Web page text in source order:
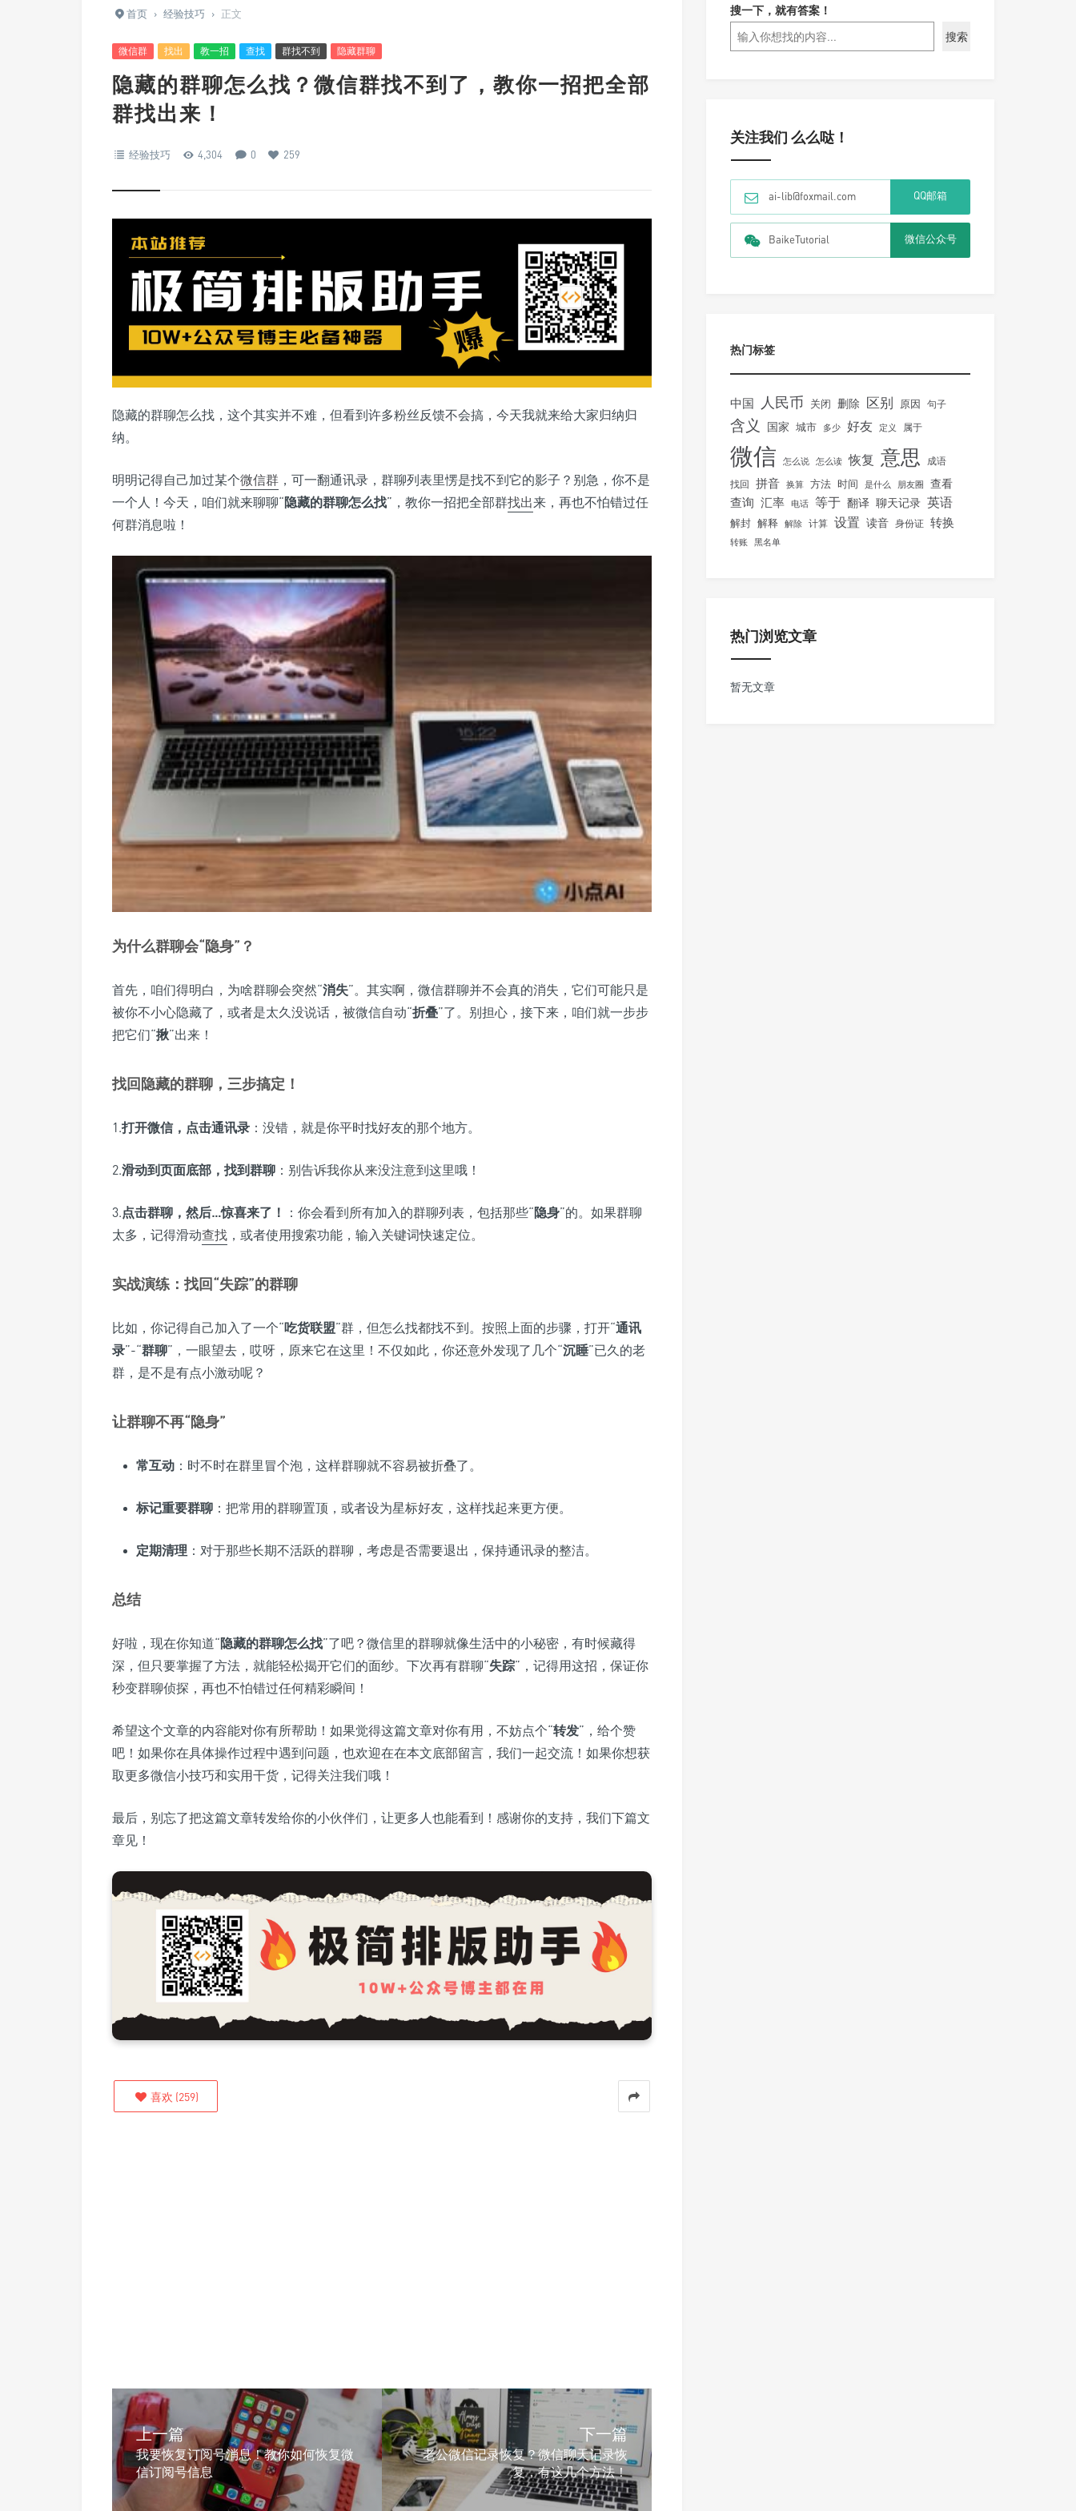
首页 › 经验技巧 › 正文
微信群 找出 教一招 查找 群找不到 隐藏群聊
隐藏的群聊怎么找？微信群找不到了，教你一招把全部
群找出来！
经验技巧 4,304 0 259
隐藏的群聊怎么找，这个其实并不难，但看到许多粉丝反馈不会搞，今天我就来给大家归纳归
纳。
明明记得自己加过某个微信群 ，可一翻通讯录，群聊列表里愣是找不到它的影子？别急，你不是
一个人！今天，咱们就来聊聊“隐藏的群聊怎么找”，教你一招把全部群找出来，再也不怕错过任
何群消息啦！
为什么群聊会“隐身”？
首先，咱们得明白，为啥群聊会突然“消失”。其实啊，微信群聊并不会真的消失，它们可能只是
被你不小心隐藏了，或者是太久没说话，被微信自动“折叠”了。别担心，接下来，咱们就一步步
把它们“揪”出来！
找回隐藏的群聊，三步搞定！
1.打开微信，点击通讯录 ：没错，就是你平时找好友的那个地方。
2.滑动到页面底部，找到群聊 ：别告诉我你从来没注意到这里哦！
3.点击群聊，然后…惊喜来了！ ：你会看到所有加入的群聊列表，包括那些“隐身”的。如果群聊
太多，记得滑动查找 ，或者使用搜索功能，输入关键词快速定位。
实战演练：找回“失踪”的群聊
比如，你记得自己加入了一个“吃货联盟”群，但怎么找都找不到。按照上面的步骤，打开“通讯
录”-“群聊”，一眼望去，哎呀，原来它在这里！不仅如此，你还意外发现了几个“沉睡”已久的老
群，是不是有点小激动呢？
让群聊不再“隐身”
常互动 ：时不时在群里冒个泡，这样群聊就不容易被折叠了。
标记重要群聊 ：把常用的群聊置顶，或者设为星标好友，这样找起来更方便。
定期清理 ：对于那些长期不活跃的群聊，考虑是否需要退出，保持通讯录的整洁。
总结
好啦，现在你知道“隐藏的群聊怎么找”了吧？微信里的群聊就像生活中的小秘密，有时候藏得
深，但只要掌握了方法，就能轻松揭开它们的面纱。下次再有群聊“失踪”，记得用这招，保证你
秒变群聊侦探，再也不怕错过任何精彩瞬间！
希望这个文章的内容能对你有所帮助！如果觉得这篇文章对你有用，不妨点个“转发”，给个赞
吧！如果你在具体操作过程中遇到问题，也欢迎在在本文底部留言，我们一起交流！如果你想获
取更多微信小技巧和实用干货，记得关注我们哦！
最后，别忘了把这篇文章转发给你的小伙伴们，让更多人也能看到！感谢你的支持，我们下篇文
章见！
喜欢 (259)
上一篇
我要恢复订阅号消息！教你如何恢复微
信订阅号信息
下一篇
老公微信记录恢复？微信聊天记录恢
复，有这几个方法！
搜一下，就有答案！
搜索
关注我们 么么哒！
ai-lib@foxmail.com QQ邮箱
BaikeTutorial 微信公众号
热门标签
中国 人民币 关闭 删除 区别 原因 句子
含义 国家 城市 多少 好友 定义 属于
微信 怎么说 怎么读 恢复 意思 成语
找回 拼音 换算 方法 时间 是什么 朋友圈 查看
查询 汇率 电话 等于 翻译 聊天记录 英语
解封 解释 解除 计算 设置 读音 身份证 转换
转账 黑名单
热门浏览文章
暂无文章